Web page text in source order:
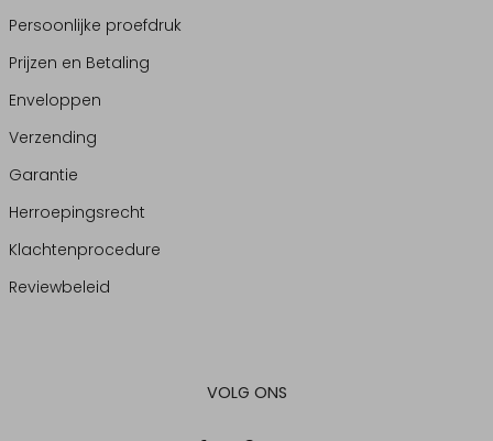
Persoonlijke proefdruk
Prijzen en Betaling
Enveloppen
Verzending
Garantie
Herroepingsrecht
Klachtenprocedure
Reviewbeleid
VOLG ONS